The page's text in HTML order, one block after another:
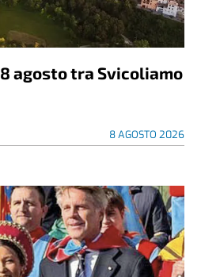
agosto tra Svicoliamo
8 AGOSTO 2026